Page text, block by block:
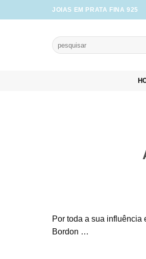
to
JOIAS EM PRATA FINA 925
Pesquisar
por:
Por toda a sua influência
Bordon …